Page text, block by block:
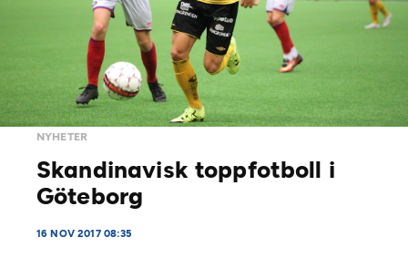
NYHETER
Skandinavisk toppfotboll i
Göteborg
16 NOV 2017 08:35